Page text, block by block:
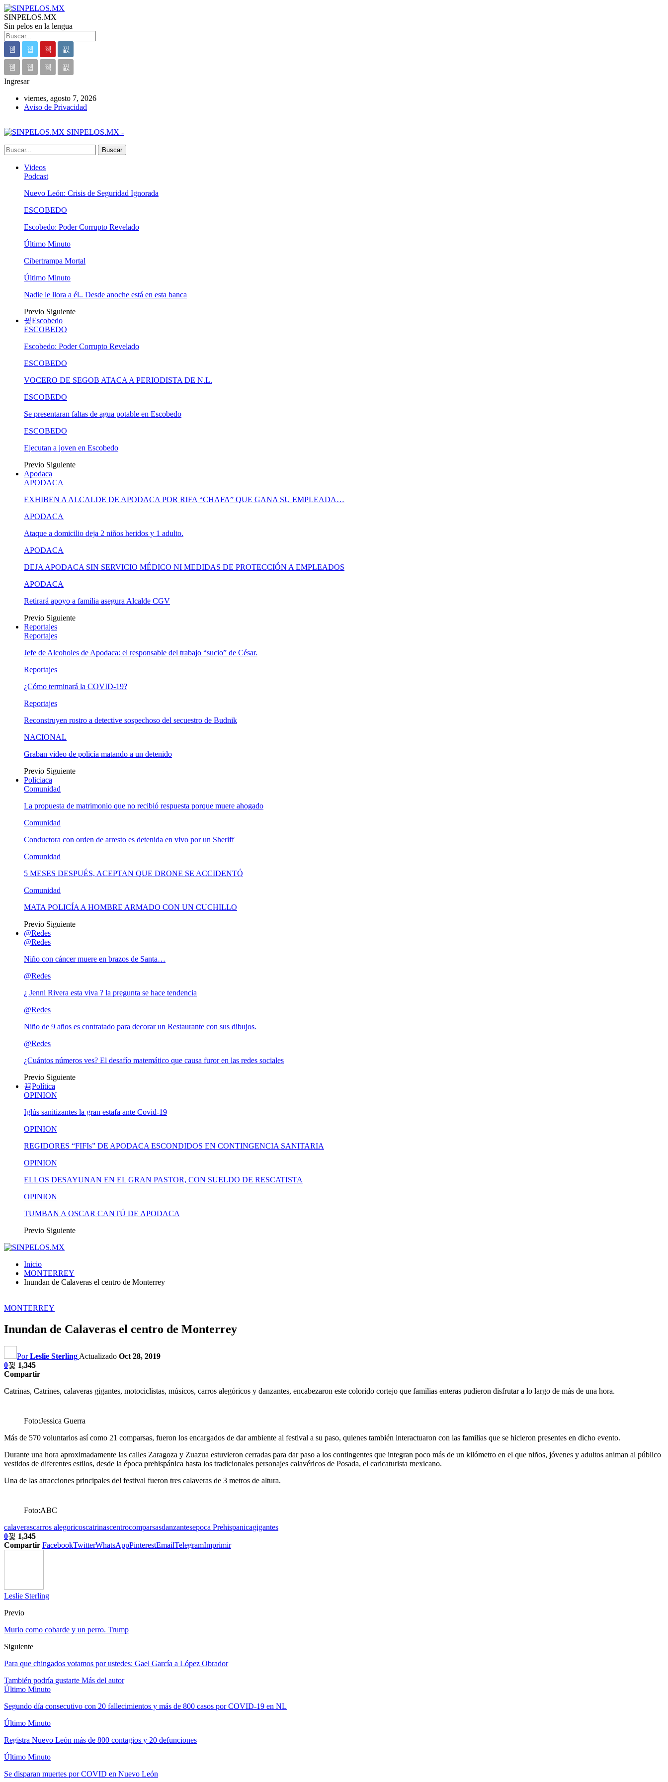
SINPELOS.MX
Sin pelos en la lengua
Ingresar
viernes, agosto 7, 2026
Aviso de Privacidad
SINPELOS.MX -
Videos
Podcast
Nuevo León: Crisis de Seguridad Ignorada
ESCOBEDO
Escobedo: Poder Corrupto Revelado
Último Minuto
Cibertrampa Mortal
Último Minuto
Nadie le llora a él.. Desde anoche está en esta banca
Previo Siguiente
Escobedo
ESCOBEDO
Escobedo: Poder Corrupto Revelado
ESCOBEDO
VOCERO DE SEGOB ATACA A PERIODISTA DE N.L.
ESCOBEDO
Se presentaran faltas de agua potable en Escobedo
ESCOBEDO
Ejecutan a joven en Escobedo
Previo Siguiente
Apodaca
APODACA
EXHIBEN A ALCALDE DE APODACA POR RIFA “CHAFA” QUE GANA SU EMPLEADA…
APODACA
Ataque a domicilio deja 2 niños heridos y 1 adulto.
APODACA
DEJA APODACA SIN SERVICIO MÉDICO NI MEDIDAS DE PROTECCIÓN A EMPLEADOS
APODACA
Retirará apoyo a familia asegura Alcalde CGV
Previo Siguiente
Reportajes
Reportajes
Jefe de Alcoholes de Apodaca: el responsable del trabajo “sucio” de César.
Reportajes
¿Cómo terminará la COVID-19?
Reportajes
Reconstruyen rostro a detective sospechoso del secuestro de Budnik
NACIONAL
Graban video de policía matando a un detenido
Previo Siguiente
Policiaca
Comunidad
La propuesta de matrimonio que no recibió respuesta porque muere ahogado
Comunidad
Conductora con orden de arresto es detenida en vivo por un Sheriff
Comunidad
5 MESES DESPUÉS, ACEPTAN QUE DRONE SE ACCIDENTÓ
Comunidad
MATA POLICÍA A HOMBRE ARMADO CON UN CUCHILLO
Previo Siguiente
@Redes
@Redes
Niño con cáncer muere en brazos de Santa…
@Redes
¿ Jenni Rivera esta viva ? la pregunta se hace tendencia
@Redes
Niño de 9 años es contratado para decorar un Restaurante con sus dibujos.
@Redes
¿Cuántos números ves? El desafío matemático que causa furor en las redes sociales
Previo Siguiente
Política
OPINION
Iglús sanitizantes la gran estafa ante Covid-19
OPINION
REGIDORES “FIFIs” DE APODACA ESCONDIDOS EN CONTINGENCIA SANITARIA
OPINION
ELLOS DESAYUNAN EN EL GRAN PASTOR, CON SUELDO DE RESCATISTA
OPINION
TUMBAN A OSCAR CANTÚ DE APODACA
Previo Siguiente
Inicio
MONTERREY
Inundan de Calaveras el centro de Monterrey
MONTERREY
Inundan de Calaveras el centro de Monterrey
PorLeslie Sterling Actualizado Oct 28, 2019
0
1,345
Compartir
Catrinas, Catrines, calaveras gigantes, motociclistas, músicos, carros alegóricos y danzantes, encabezaron este colorido cortejo que familias enteras pudieron disfrutar a lo largo de más de una hora.
Foto:Jessica Guerra
Más de 570 voluntarios así como 21 comparsas, fueron los encargados de dar ambiente al festival a su paso, quienes también interactuaron con las familias que se hicieron presentes en dicho evento.
Durante una hora aproximadamente las calles Zaragoza y Zuazua estuvieron cerradas para dar paso a los contingentes que integran poco más de un kilómetro en el que niños, jóvenes y adultos animan al público
vestidos de diferentes estilos, desde la época prehispánica hasta los tradicionales personajes calavéricos de Posada, el caricaturista mexicano.
Una de las atracciones principales del festival fueron tres calaveras de 3 metros de altura.
Foto:ABC
calaverascarros alegoricoscatrinascentrocomparsasdanzantesepoca Prehispanicagigantes
0
1,345
Compartir FacebookTwitterWhatsAppPinterestEmailTelegramImprimir
Leslie Sterling
Previo
Murio como cobarde y un perro. Trump
Siguiente
Para que chingados votamos por ustedes: Gael García a López Obrador
También podría gustarte Más del autor
Último Minuto
Segundo día consecutivo con 20 fallecimientos y más de 800 casos por COVID-19 en NL
Último Minuto
Registra Nuevo León más de 800 contagios y 20 defunciones
Último Minuto
Se disparan muertes por COVID en Nuevo León